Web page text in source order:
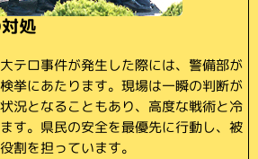
助と
害が発生した際には、被災現場に出動
出救助や安否不明者の捜索活動を行い
やすい厳しい環境下でも、迅速かつ的
れます。関係機関と連携しながら、一
め、全力で任務にあたっています。
処
テロ事件が発生した際には、警備部が
挙にあたります。現場は一瞬の判断が
況となることもあり、高度な戦術と冷
す。県民の安全を最優先に行動し、被
割を担っています。
活動に影響を及ぼすサイバー攻撃に対
り、初動捜査を行います。被害状況の
進めるなど、専門的な知識と技術をい
速に対応していきます。現代社会にお
事です。
の安全を守ることも、警備部の重要な
集や警備計画を綿密に立て、周囲の状
、万全の体制で警護を行います。社会
り、高い責任感と集中力が求められる
た
警備力を活かし、大規模災害や警備事
しています。統制の取れた行動と強い
人では対応が難しい状況にも組織とし
の厳しい訓練が、非常時の確実な行動
などの国際犯罪対策
れに関連する犯罪の捜査を行い、国益
や未然防止に取り組んでいます。関係
内外の情勢を踏まえた対応を行い、社
います。国際的な視点が求められる分